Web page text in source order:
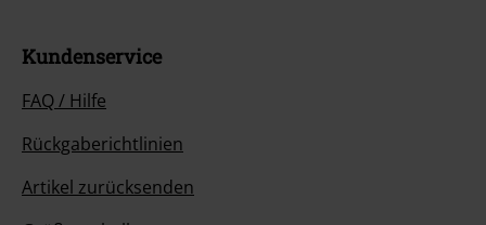
Kundenservice
FAQ / Hilfe
Rückgaberichtlinien
Artikel zurücksenden